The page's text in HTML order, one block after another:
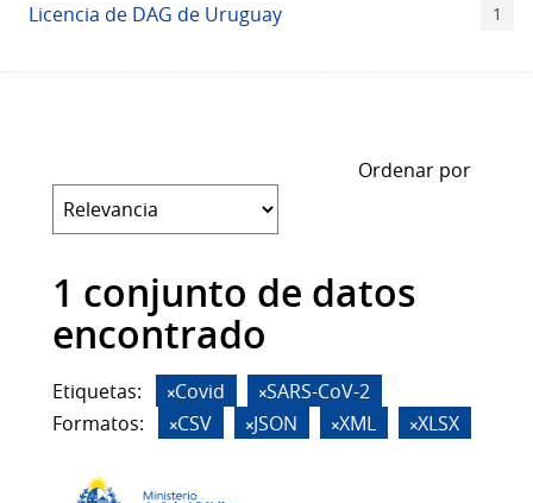
Licencia de DAG de Uruguay 1
Ordenar por
1 conjunto de datos
encontrado
Etiquetas: Covid
SARS-CoV-2
Formatos:
CSV JSON XML XLSX